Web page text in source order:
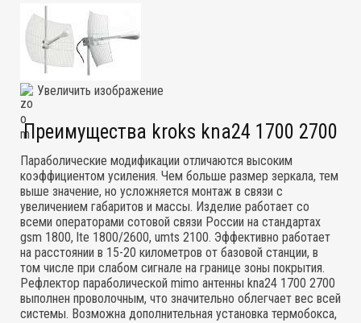
Увеличить изображение
Преимущества kroks kna24 1700 2700
Параболические модификации отличаются высоким
коэффициентом усиления. Чем больше размер зеркала, тем
выше значение, но усложняется монтаж в связи с
увеличением габаритов и массы. Изделие работает со
всеми операторами сотовой связи России на стандартах
gsm 1800, lte 1800/2600, umts 2100. Эффективно работает
на расстоянии в 15-20 километров от базовой станции, в
том числе при слабом сигнале на границе зоны покрытия.
Рефлектор параболической mimo антенны kna24 1700 2700
выполнен проволочным, что значительно облегчает вес всей
системы. Возможна дополнительная установка термобокса,